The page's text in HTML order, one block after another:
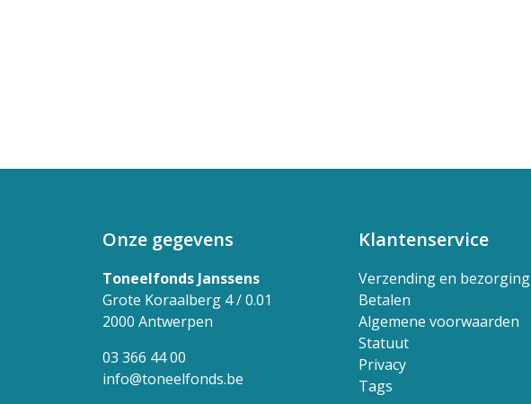
Onze gegevens
Toneelfonds Janssens
Grote Koraalberg 4 / 0.01
2000 Antwerpen
03 366 44 00
info@toneelfonds.be
Klantenservice
Verzending en bezorging
Betalen
Algemene voorwaarden
Statuut
Privacy
Tags